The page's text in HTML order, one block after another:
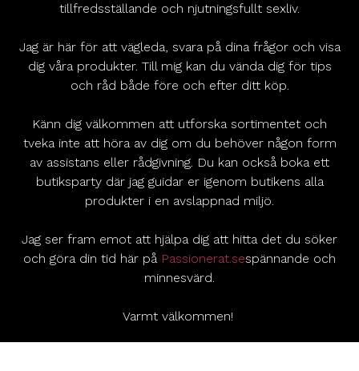
tillfredsställande och njutningsfullt sexliv.
Jag är här för att vägleda, svara på dina frågor och visa
dig våra produkter. Till mig kan du vända dig för tips
och råd både före och efter ditt köp.
Känn dig välkommen att utforska sortimentet och
tveka inte att höra av dig om du behöver någon form
av assistans eller rådgivning. Du kan också boka ett
butiksparty där jag guidar er igenom butikens alla
produkter i en avslappnad miljö.
Jag ser fram emot att hjälpa dig att hitta det du söker
och göra din tid här på Passionerat.sespännande och
minnesvärd.
Varmt välkommen!